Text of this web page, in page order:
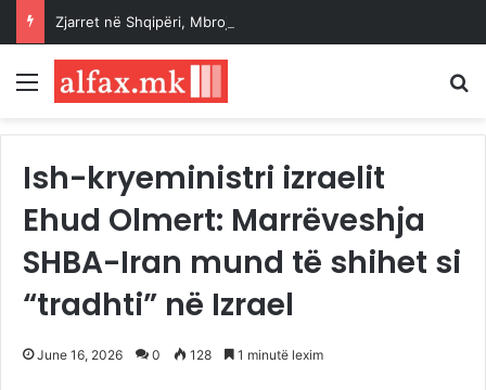
Menu
Ish-kryeministri izraelit
Ehud Olmert: Marrëveshja
SHBA-Iran mund të shihet si
“tradhti” në Izrael
June 16, 2026 0 128 1 minutë lexim